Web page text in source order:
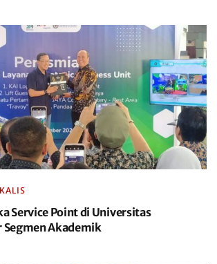
Service Point di Universitas
Segmen Akademik